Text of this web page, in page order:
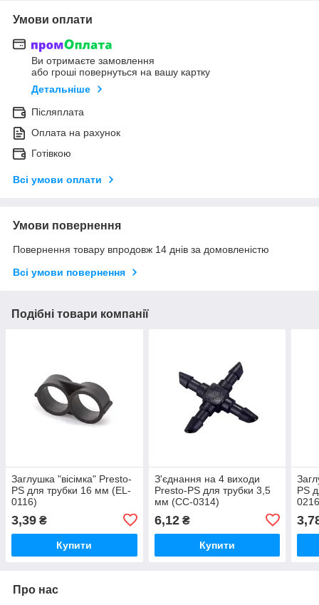
Умови оплати
Ви отримаєте замовлення
або гроші повернуться на вашу картку
Детальніше
Післяплата
Оплата на рахунок
Готівкою
Всі умови оплати
Умови повернення
Повернення товару впродовж 14 днів за домовленістю
Всі умови повернення
Подібні товари компанії
Заглушка "вісімка" Presto-
PS для трубки 16 мм (EL-
0116)
3,39 ₴
Купити
З'єднання на 4 виходи
Presto-PS для трубки 3,5
мм (CC-0314)
6,12₴
Купити
PS
Про нас